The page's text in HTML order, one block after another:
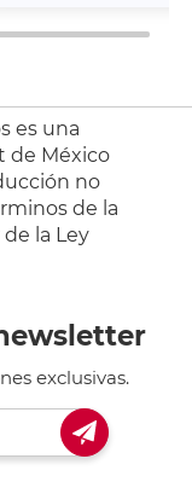
es una
de México
no
de la
la Ley
exclusivas.